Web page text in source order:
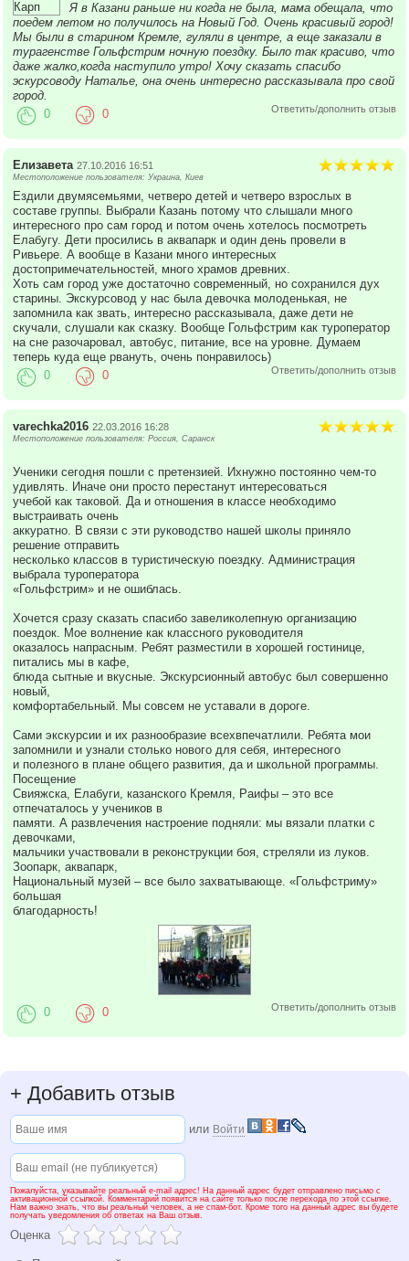
Я в Казани раньше ни когда не была, мама обещала, что
поедем летом но получилось на Новый Год. Очень красивый город!
Мы были в старином Кремле, гуляли в центре, а еще заказали в
турагенстве Гольфстрим ночную поездку. Было так красиво, что
даже жалко,когда наступило утро! Хочу сказать спасибо
эскурсоводу Наталье, она очень интересно рассказывала про свой
город.
Ответить/дополнить отзыв
0 0
Елизавета 27.10.2016 16:51
Местоположение пользователя: Украина, Киев
Ездили двумясемьями, четверо детей и четверо взрослых в
составе группы. Выбрали Казань потому что слышали много
интересного про сам город и потом очень хотелось посмотреть
Елабугу. Дети просились в аквапарк и один день провели в
Ривьере. А вообще в Казани много интересных
достопримечательностей, много храмов древних.
Хоть сам город уже достаточно современный, но сохранился дух
старины. Экскурсовод у нас была девочка молоденькая, не
запомнила как звать, интересно рассказывала, даже дети не
скучали, слушали как сказку. Вообще Гольфстрим как туроператор
на сне разочаровал, автобус, питание, все на уровне. Думаем
теперь куда еще рвануть, очень понравилось)
Ответить/дополнить отзыв
0 0
varechka2016 22.03.2016 16:28
Местоположение пользователя: Россия, Саранск
Ученики сегодня пошли с претензией. Ихнужно постоянно чем-то
удивлять. Иначе они просто перестанут интересоваться
учебой как таковой. Да и отношения в классе необходимо
выстраивать очень
аккуратно. В связи с эти руководство нашей школы приняло
решение отправить
несколько классов в туристическую поездку. Администрация
выбрала туроператора
«Гольфстрим» и не ошиблась.
Хочется сразу сказать спасибо завеликолепную организацию
поездок. Мое волнение как классного руководителя
оказалось напрасным. Ребят разместили в хорошей гостинице,
питались мы в кафе,
блюда сытные и вкусные. Экскурсионный автобус был совершенно
новый,
комфортабельный. Мы совсем не уставали в дороге.
Сами экскурсии и их разнообразие всехвпечатлили. Ребята мои
запомнили и узнали столько нового для себя, интересного
и полезного в плане общего развития, да и школьной программы.
Посещение
Свияжска, Елабуги, казанского Кремля, Раифы – это все
отпечаталось у учеников в
памяти. А развлечения настроение подняли: мы вязали платки с
девочками,
мальчики участвовали в реконструкции боя, стреляли из луков.
Зоопарк, аквапарк,
Национальный музей – все было захватывающе. «Гольфстриму»
большая
благодарность!
Ответить/дополнить отзыв
0 0
+ Добавить отзыв
или Войти
Пожалуйста, указывайте реальный e-mail адрес! На данный адрес будет отправлено письмо с
активационной ссылкой. Комментарий появится на сайте только после перехода по этой ссылке.
Нам важно знать, что вы реальный человек, а не спам-бот. Кроме того на данный адрес вы будете
получать уведомления об ответах на Ваш отзыв.
Оценка